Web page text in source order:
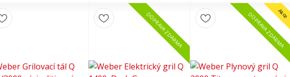
DOPRAVA ZDARMA Akce
DOPRAVA ZDARMA